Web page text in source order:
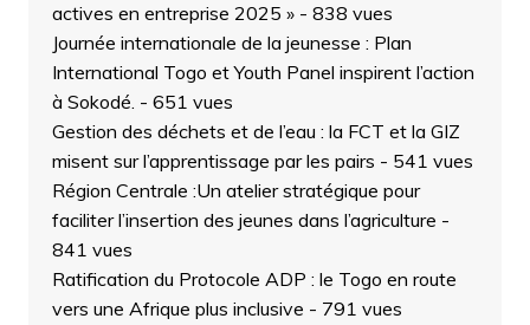
actives en entreprise 2025 »- 838 vues
Journée internationale de la jeunesse : Plan
International Togo et Youth Panel inspirent l’action
à Sokodé. - 651 vues
Gestion des déchets et de l’eau : la FCT et la GIZ
misent sur l’apprentissage par les pairs - 541 vues
Région Centrale :Un atelier stratégique pour
faciliter l’insertion des jeunes dans l’agriculture -
841 vues
Ratification du Protocole ADP : le Togo en route
vers une Afrique plus inclusive - 791 vues